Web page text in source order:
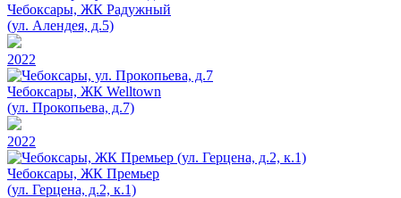
Чебоксары, ЖК Радужный
(ул. Алендея, д.5)
2022
Чебоксары, ЖК Welltown
(ул. Прокопьева, д.7)
2022
Чебоксары, ЖК Премьер
(ул. Герцена, д.2, к.1)